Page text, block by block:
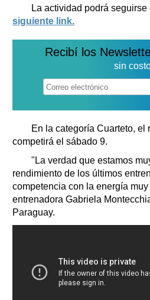
La actividad podrá seguirse
siguiente link.
Recibí los
sin
En la categoría Cuarteto, el
competirá el sábado 9.
"La verdad que estamos
rendimiento de los últimos
competencia con la energía
entrenadora Gabriela
Paraguay.